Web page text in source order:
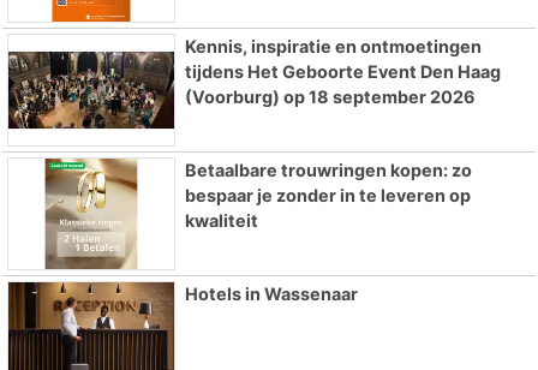
Kennis, inspiratie en ontmoetingen
tijdens Het Geboorte Event Den Haag
(Voorburg) op 18 september 2026
Betaalbare trouwringen kopen: zo
bespaar je zonder in te leveren op
kwaliteit
Hotels in Wassenaar